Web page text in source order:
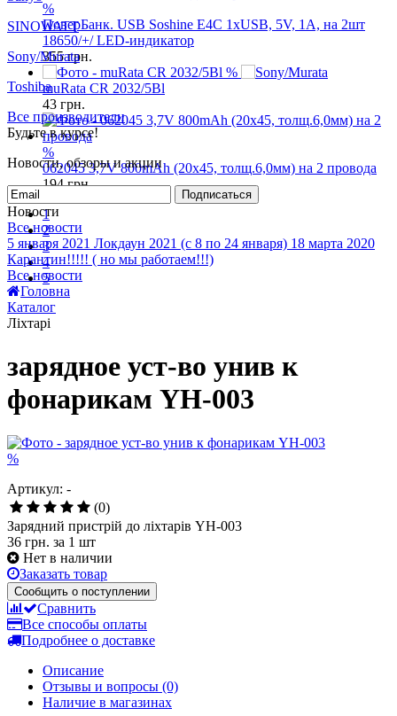
%
ПоверБанк. USB Soshine E4C 1xUSB, 5V, 1A, на 2шт
18650/+/ LED-индикатор
355грн.
%
muRata CR 2032/5Bl
43 грн.
%
062045 3,7V 800mAh (20x45, толщ.6,0мм) на 2 провода
194грн.
1
2
3
4
5
SINOWATT
Sony/Murata
Toshiba
Все производители
Будьте в курсе!
Новости, обзоры и акции
Новости
Все новости
5 января 2021 Локдаун 2021 (с 8 по 24 января)
Карантин!!!!! ( но мы работаем!!!)
Все новости
Головна
Каталог
зарядное уст-во унив к
фонарикам YH-003
Артикул: -
(0)
Зарядний пристрій до ліхтарів YH-003
36 грн.за 1 шт
Нет в наличии
Заказать товар
Сообщить о поступлении
Сравнить
Все способы оплаты
Описание
Отзывы и вопросы(0)